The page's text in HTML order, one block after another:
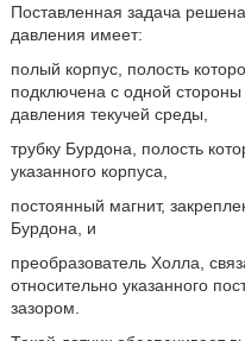
Поставленная задача
давления имеет:
полый корпус, полость
подключена с одной стороны
давления текучей среды,
трубку Бурдона, полость
указанного корпуса,
постоянный магнит,
Бурдона, и
преобразователь Холла,
относительно указанного
зазором.